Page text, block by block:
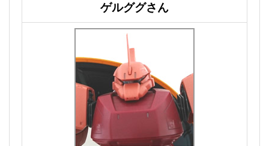
ゲルググさん